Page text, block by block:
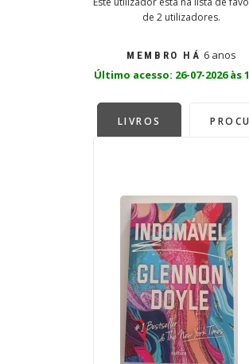
de 2 utilizadores.
MEMBRO HÁ 6 anos
Último acesso: 26-07-2026 às
LIVROS